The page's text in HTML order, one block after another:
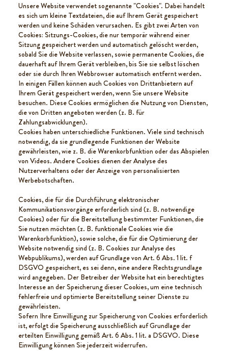
Unsere Website verwendet sogenannte "Cookies". Dabei handelt
es sich um kleine Textdateien, die auf Ihrem Gerät gespeichert
werden und keine Schäden verursachen. Es gibt zwei Arten von
Cookies: Sitzungs-Cookies, die nur temporär während einer
Sitzung gespeichert werden und automatisch gelöscht werden,
sobald Sie die Website verlassen, sowie permanente Cookies, die
dauerhaft auf Ihrem Gerät verbleiben, bis Sie sie selbst löschen
oder sie durch Ihren Webbrowser automatisch entfernt werden.
In einigen Fällen können auch Cookies von Drittanbietern auf
Ihrem Gerät gespeichert werden, wenn Sie unsere Website
besuchen. Diese Cookies ermöglichen die Nutzung von Diensten,
die von Dritten angeboten werden (z. B. für
Zahlungsabwicklungen).
Cookies haben unterschiedliche Funktionen. Viele sind technisch
notwendig, da sie grundlegende Funktionen der Website
gewährleisten, wie z. B. die Warenkorbfunktion oder das Abspielen
von Videos. Andere Cookies dienen der Analyse des
Nutzerverhaltens oder der Anzeige von personalisierten
Werbebotschaften.
Cookies, die für die Durchführung elektronischer
Kommunikationsvorgänge erforderlich sind (z. B. notwendige
Cookies) oder für die Bereitstellung bestimmter Funktionen, die
Sie nutzen möchten (z. B. funktionale Cookies wie die
Warenkorbfunktion), sowie solche, die für die Optimierung der
Website notwendig sind (z. B. Cookies zur Analyse des
Webpublikums), werden auf Grundlage von Art. 6 Abs. 1 lit. f
DSGVO gespeichert, es sei denn, eine andere Rechtsgrundlage
wird angegeben. Der Betreiber der Website hat ein berechtigtes
Interesse an der Speicherung dieser Cookies, um eine technisch
fehlerfreie und optimierte Bereitstellung seiner Dienste zu
gewährleisten.
Sofern Ihre Einwilligung zur Speicherung von Cookies erforderlich
ist, erfolgt die Speicherung ausschließlich auf Grundlage der
erteilten Einwilligung gemäß Art. 6 Abs. 1 lit. a DSGVO. Diese
Einwilligung können Sie jederzeit widerrufen.